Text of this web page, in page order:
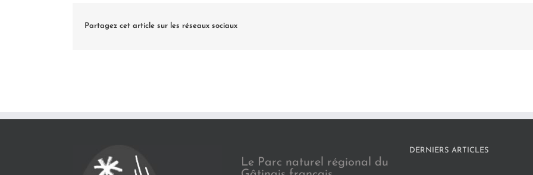
Partagez cet article sur les réseaux sociaux
Le Parc naturel régional du
DERNIERS ARTICLES